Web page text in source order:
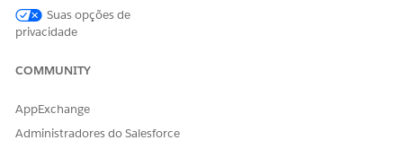
Número do artigo do Knowledge
005385419
ESTE ARTIGO RESOLVEU SEU PROBLEMA?
Suas opções de
privacidade
COMMUNITY
AppExchange
Administradores do Salesforce